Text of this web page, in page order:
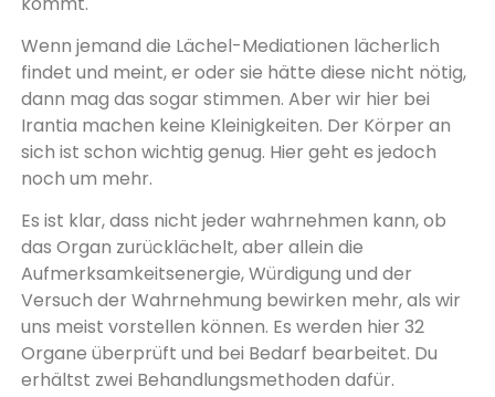
Wenn jemand die Lächel-Mediationen lächerlich
findet und meint, er oder sie hätte diese nicht nötig,
dann mag das sogar stimmen. Aber wir hier bei
Irantia machen keine Kleinigkeiten. Der Körper an
sich ist schon wichtig genug. Hier geht es jedoch
noch um mehr.
Es ist klar, dass nicht jeder wahrnehmen kann, ob
das Organ zurücklächelt, aber allein die
Aufmerksamkeitsenergie, Würdigung und der
Versuch der Wahrnehmung bewirken mehr, als wir
uns meist vorstellen können. Es werden hier 32
Organe überprüft und bei Bedarf bearbeitet. Du
erhältst zwei Behandlungsmethoden dafür.